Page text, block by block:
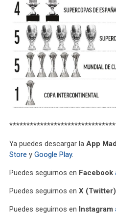
Ya puedes descargar laApp
Store yGoogle Play.
Puedes seguirnos en Facebook
Puedes seguirnos enX (Twitter)
Puedes seguirnos en Instagram